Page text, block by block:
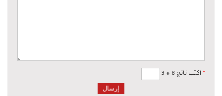
* اكتب ناتج 8 +